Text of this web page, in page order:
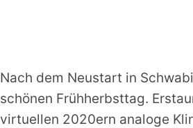
Nach dem Neustart in
schönen Frühherbsttag.
virtuellen 2020ern analoge